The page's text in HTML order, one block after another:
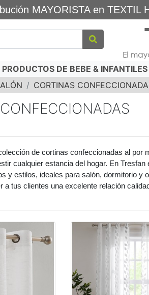
MAYORISTA en TEXTIL
PRODUCTOS DE BEBE & INFANTILES
CORTINAS
de cortinas confeccionadas al
cualquier estancia del hogar. En
y estilos, ideales para salón, dormitorio
a tus clientes una excelente relación